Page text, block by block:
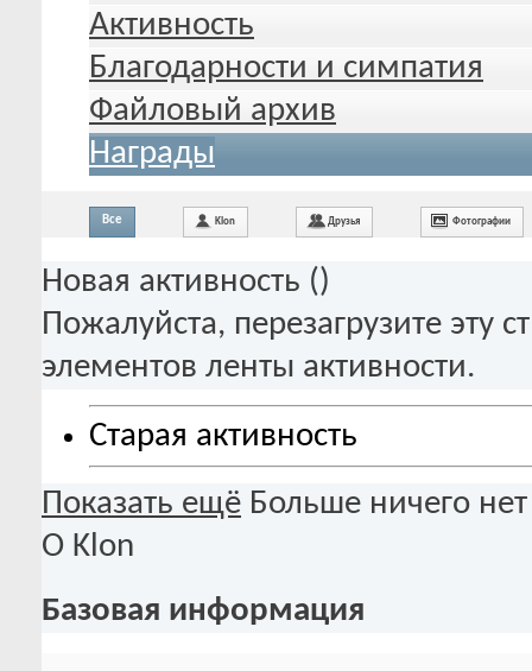
Активность
Благодарности и симпатия
Файловый архив
Награды
Все Klon Друзья Фотографии
Новая активность ()
Пожалуйста, перезагрузите эту
элементов ленты активности.
Старая активность
Показать ещё Больше ничего нет
О Klon
Базовая информация